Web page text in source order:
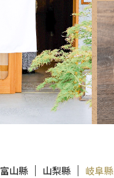
富山縣 山梨縣 岐阜縣